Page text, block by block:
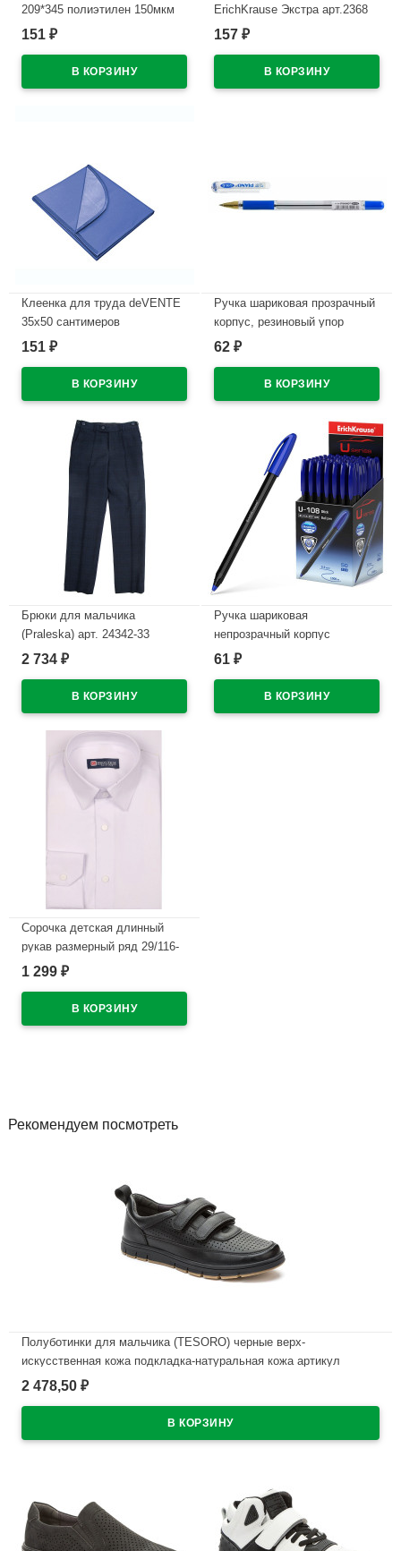
209*345 полиэтилен 150мкм
10 штук в наборе арт Т150-10
151 ₽
ErichKrause Экстра арт.2368
(Ст.20/480)
157 ₽
Клеенка для труда deVENTE
35х50 сантимеров
васильковая арт.7044703
151 ₽
Ручка шариковая прозрачный
корпус, резиновый упор
(PIANO) аналог МС Голд (MC
62 ₽
Брюки для мальчика
(Praleska) арт. 24342-33
Президент клетка зауженный
48/182 цвет синий
2 734 ₽
Ручка шариковая
непрозрачный корпус
(ErichKrause) U-108 Чёрная
игла, арт.46777 (Ст.50)
61 ₽
Сорочка детская длинный
рукав размерный ряд 29/116-
122-36/158-164 цвет белый
металлических кнопках
1 299 ₽
Рекомендуем посмотреть
Полуботинки для мальчика (TESORO) черные верх-
искусственная кожа подкладка-натуральная кожа артикул
148670/03-01
2 478,50 ₽